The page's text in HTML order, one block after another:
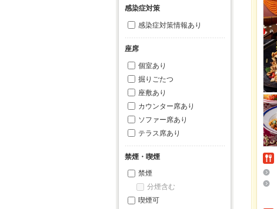
感染症対策
感染症対策情報あり
座席
個室あり
掘りごたつ
座敷あり
カウンター席あり
ソファー席あり
テラス席あり
禁煙・喫煙
禁煙
分煙含む
喫煙可